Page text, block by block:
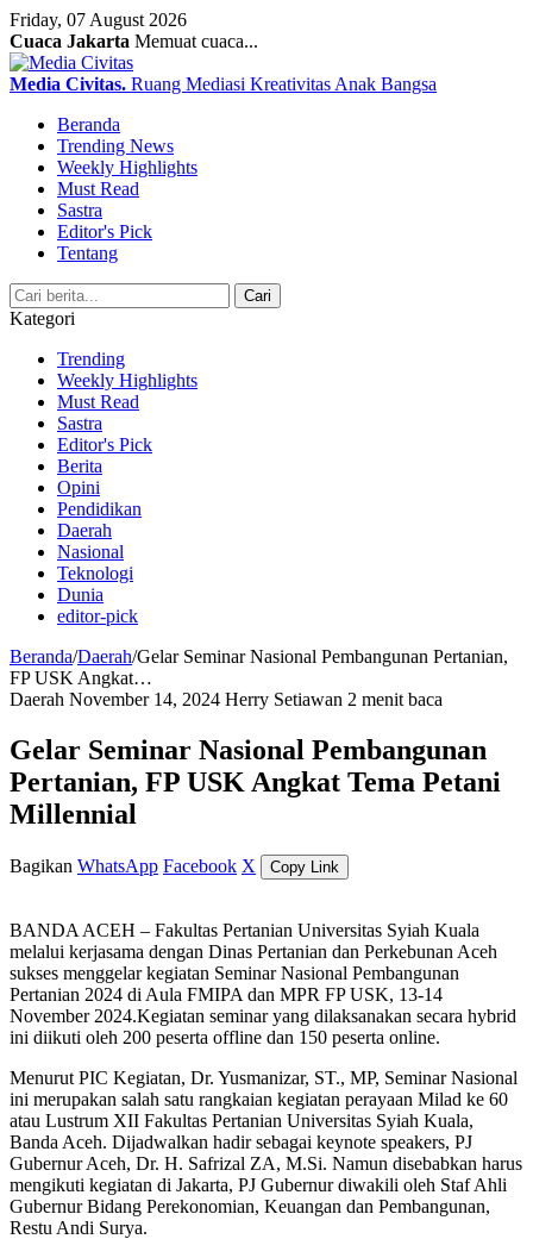
Friday, 07 August 2026
Cuaca Jakarta Memuat cuaca...
Media Civitas. Ruang Mediasi Kreativitas Anak Bangsa
Beranda
Trending News
Weekly Highlights
Must Read
Sastra
Editor's Pick
Tentang
Search
Cari
Kategori
Trending
Weekly Highlights
Must Read
Sastra
Editor's Pick
Berita
Opini
Pendidikan
Daerah
Nasional
Teknologi
Dunia
editor-pick
Beranda/Daerah/Gelar Seminar Nasional Pembangunan Pertanian,
FP USK Angkat…
Daerah November 14, 2024 Herry Setiawan 2 menit baca
Gelar Seminar Nasional Pembangunan
Pertanian, FP USK Angkat Tema Petani
Millennial
Bagikan WhatsApp Facebook X Copy Link
BANDA ACEH – Fakultas Pertanian Universitas Syiah Kuala
melalui kerjasama dengan Dinas Pertanian dan Perkebunan Aceh
sukses menggelar kegiatan Seminar Nasional Pembangunan
Pertanian 2024 di Aula FMIPA dan MPR FP USK, 13-14
November 2024.Kegiatan seminar yang dilaksanakan secara hybrid
ini diikuti oleh 200 peserta offline dan 150 peserta online.
Menurut PIC Kegiatan, Dr. Yusmanizar, ST., MP, Seminar Nasional
ini merupakan salah satu rangkaian kegiatan perayaan Milad ke 60
atau Lustrum XII Fakultas Pertanian Universitas Syiah Kuala,
Banda Aceh. Dijadwalkan hadir sebagai keynote speakers, PJ
Gubernur Aceh, Dr. H. Safrizal ZA, M.Si. Namun disebabkan harus
mengikuti kegiatan di Jakarta, PJ Gubernur diwakili oleh Staf Ahli
Gubernur Bidang Perekonomian, Keuangan dan Pembangunan,
Restu Andi Surya.